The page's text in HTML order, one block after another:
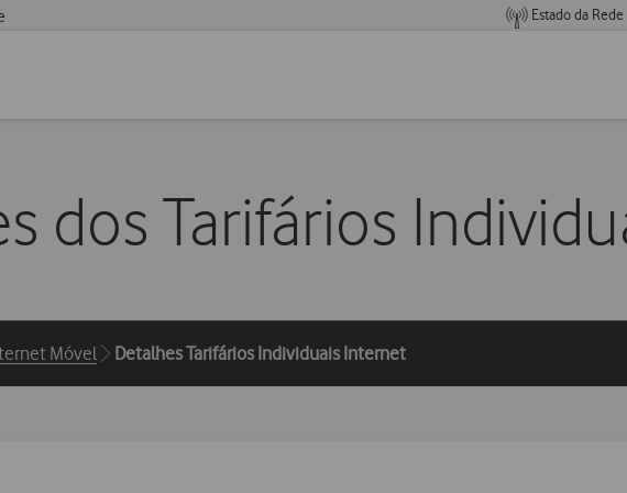
Estado da Rede
dos Tarifários
Móvel Detalhes Tarifários Individuais Internet